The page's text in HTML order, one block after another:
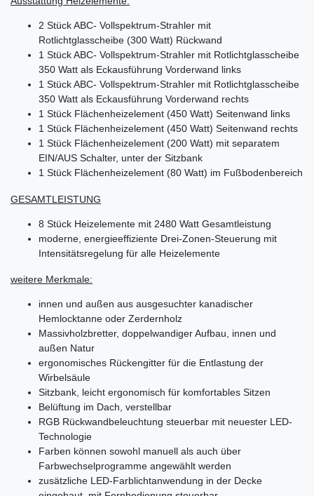
2 Stück ABC- Vollspektrum-Strahler mit
Rotlichtglasscheibe (300 Watt) Rückwand
1 Stück ABC- Vollspektrum-Strahler mit Rotlichtglasscheibe
350 Watt als Eckausführung Vorderwand links
1 Stück ABC- Vollspektrum-Strahler mit Rotlichtglasscheibe
350 Watt als Eckausführung Vorderwand rechts
1 Stück Flächenheizelement (450 Watt) Seitenwand links
1 Stück Flächenheizelement (450 Watt) Seitenwand rechts
1 Stück Flächenheizelement (200 Watt) mit separatem
EIN/AUS Schalter, unter der Sitzbank
1 Stück Flächenheizelement (80 Watt) im Fußbodenbereich
GESAMTLEISTUNG
8 Stück Heizelemente mit 2480 Watt Gesamtleistung
moderne, energieeffiziente Drei-Zonen-Steuerung mit
Intensitätsregelung für alle Heizelemente
weitere Merkmale:
innen und außen aus ausgesuchter kanadischer
Hemlocktanne oder Zerdernholz
Massivholzbretter, doppelwandiger Aufbau, innen und
außen Natur
ergonomisches Rückengitter für die Entlastung der
Wirbelsäule
Sitzbank, leicht ergonomisch für komfortables Sitzen
Belüftung im Dach, verstellbar
RGB Rückwandbeleuchtung steuerbar mit neuester LED-
Technologie
Farben können sowohl manuell als auch über
Farbwechselprogramme angewählt werden
zusätzliche LED-Farblichtanwendung in der Decke